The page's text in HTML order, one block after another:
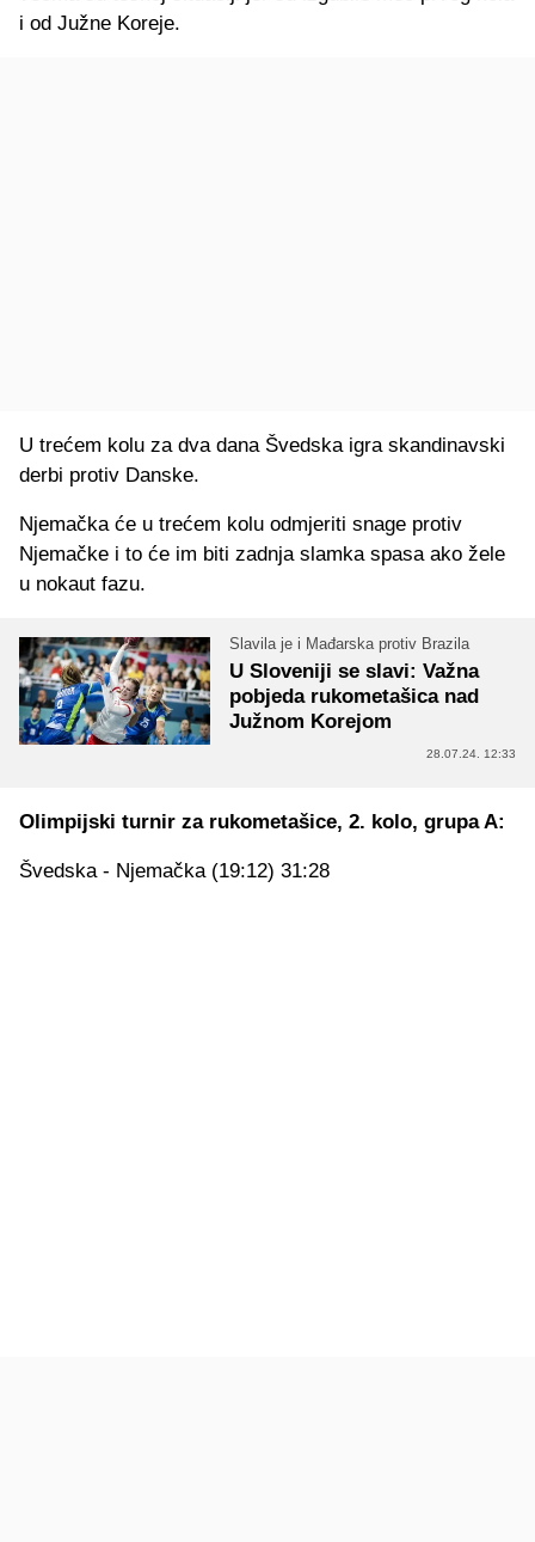
i od Južne Koreje.
U trećem kolu za dva dana Švedska igra skandinavski
derbi protiv Danske.
Njemačka će u trećem kolu odmjeriti snage protiv
Njemačke i to će im biti zadnja slamka spasa ako žele
u nokaut fazu.
Slavila je i Mađarska protiv Brazila
U Sloveniji se slavi: Važna
pobjeda rukometašica nad
Južnom Korejom
28.07.24. 12:33
Olimpijski turnir za rukometašice, 2. kolo, grupa A:
Švedska - Njemačka (19:12) 31:28